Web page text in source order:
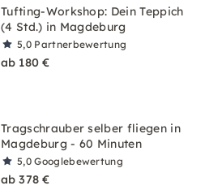
Tufting-Workshop: Dein Teppich
(4 Std.) in Magdeburg
5,0 Partnerbewertung
ab 180 €
Tragschrauber selber fliegen in
Magdeburg - 60 Minuten
5,0Googlebewertung
ab 378 €